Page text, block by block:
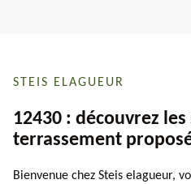
STEIS ELAGUEUR
12430 : découvrez
terrassement
Bienvenue chez Steis elagueur,